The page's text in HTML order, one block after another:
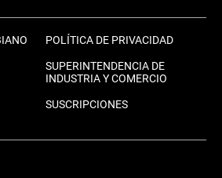
POLÍTICA DE PRIVACIDAD
SUPERINTENDENCIA DE
INDUSTRIA Y COMERCIO
SUSCRIPCIONES